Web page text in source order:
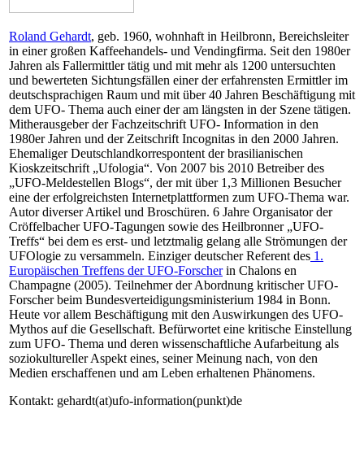
Roland Gehardt, geb. 1960, wohnhaft in Heilbronn, Bereichsleiter
in einer großen Kaffeehandels- und Vendingfirma. Seit den 1980er
Jahren als Fallermittler tätig und mit mehr als 1200 untersuchten
und bewerteten Sichtungsfällen einer der erfahrensten Ermittler im
deutschsprachigen Raum und mit über 40 Jahren Beschäftigung mit
dem UFO- Thema auch einer der am längsten in der Szene tätigen.
Mitherausgeber der Fachzeitschrift UFO- Information in den
1980er Jahren und der Zeitschrift Incognitas in den 2000 Jahren.
Ehemaliger Deutschlandkorrespontent der brasilianischen
Kioskzeitschrift „Ufologia“. Von 2007 bis 2010 Betreiber des
„UFO-Meldestellen Blogs“, der mit über 1,3 Millionen Besucher
eine der erfolgreichsten Internetplattformen zum UFO-Thema war.
Autor diverser Artikel und Broschüren. 6 Jahre Organisator der
Cröffelbacher UFO-Tagungen sowie des Heilbronner „UFO-
Treffs“ bei dem es erst- und letztmalig gelang alle Strömungen der
UFOlogie zu versammeln. Einziger deutscher Referent des 1.
Europäischen Treffens der UFO-Forscherin Chalons en
Champagne (2005). Teilnehmer der Abordnung kritischer UFO-
Forscher beim Bundesverteidigungsministerium 1984 in Bonn.
Heute vor allem Beschäftigung mit den Auswirkungen des UFO-
Mythos auf die Gesellschaft. Befürwortet eine kritische Einstellung
zum UFO- Thema und deren wissenschaftliche Aufarbeitung als
soziokultureller Aspekt eines, seiner Meinung nach, von den
Medien erschaffenen und am Leben erhaltenen Phänomens.
Kontakt: gehardt(at)ufo-information(punkt)de